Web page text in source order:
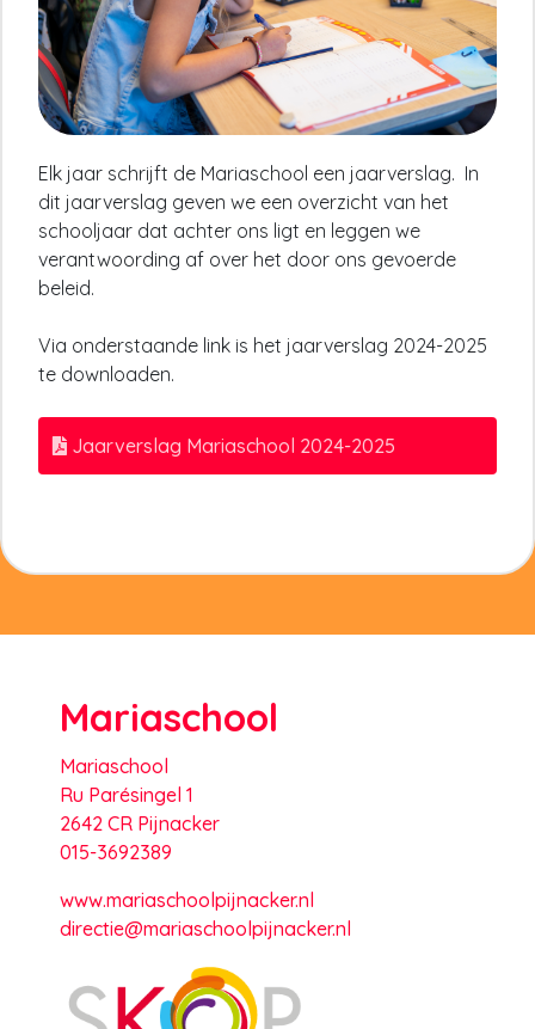
Elk jaar schrijft de Mariaschool een jaarverslag. In
dit jaarverslag geven we een overzicht van het
schooljaar dat achter ons ligt en leggen we
verantwoording af over het door ons gevoerde
beleid.
Via onderstaande link is het jaarverslag 2024-2025
te downloaden.
Jaarverslag Mariaschool 2024-2025
Mariaschool
Mariaschool
Ru Parésingel 1
2642 CR Pijnacker
015-3692389
www.mariaschoolpijnacker.nl
directie@mariaschoolpijnacker.nl